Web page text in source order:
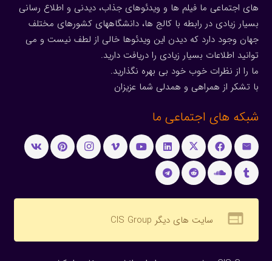
های اجتماعی ما فیلم ها و ویدئوهای جذاب، دیدنی و اطلاع رسانی
بسیار زیادی در رابطه با کالج ها، دانشگاههای کشورهای مختلف
جهان وجود دارد که دیدن این ویدئوها خالی از لطف نیست و می
توانید اطلاعات بسیار زیادی را دریافت دارید.
ما را از نظرات خوب خود بی بهره نگذارید.
با تشکر از همراهی و همدلی شما عزیزان
شبکه های اجتماعی ما
web سایت های دیگر CIS Group